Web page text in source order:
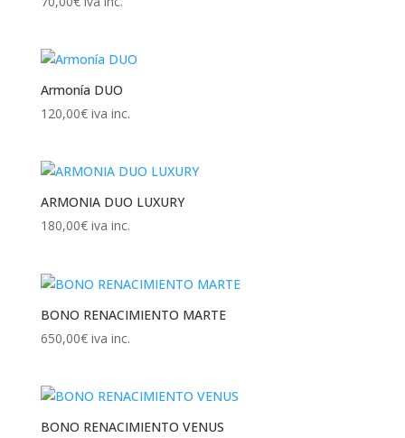
Armonía DUO
120,00€ iva inc.
ARMONIA DUO LUXURY
180,00€ iva inc.
BONO RENACIMIENTO MARTE
650,00€ iva inc.
BONO RENACIMIENTO VENUS